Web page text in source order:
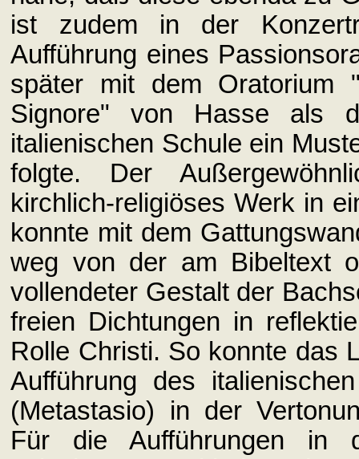
ist zudem in der
Aufführung eines
später mit dem Oratorium
Signore" von Hasse als
italienischen Schule ein
folgte. Der
kirchlich-religiöses Werk in
konnte mit dem
weg von der am Bibeltext
vollendeter Gestalt der
freien Dichtungen in
Rolle Christi. So konnte das
Aufführung des
(Metastasio) in der
Für die Aufführungen in